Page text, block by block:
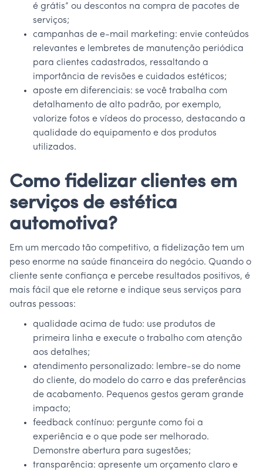
é grátis” ou descontos na compra de pacotes de
serviços;
campanhas de e-mail marketing: envie conteúdos
relevantes e lembretes de manutenção periódica
para clientes cadastrados, ressaltando a
importância de revisões e cuidados estéticos;
aposte em diferenciais: se você trabalha com
detalhamento de alto padrão, por exemplo,
valorize fotos e vídeos do processo, destacando a
qualidade do equipamento e dos produtos
utilizados.
Como fidelizar clientes em
serviços de estética
automotiva?
Em um mercado tão competitivo, a fidelização tem um
peso enorme na saúde financeira do negócio. Quando o
cliente sente confiança e percebe resultados positivos, é
mais fácil que ele retorne e indique seus serviços para
outras pessoas:
qualidade acima de tudo: use produtos de
primeira linha e execute o trabalho com atenção
aos detalhes;
atendimento personalizado: lembre-se do nome
do cliente, do modelo do carro e das preferências
de acabamento. Pequenos gestos geram grande
impacto;
feedback contínuo: pergunte como foi a
experiência e o que pode ser melhorado.
Demonstre abertura para sugestões;
transparência: apresente um orçamento claro e